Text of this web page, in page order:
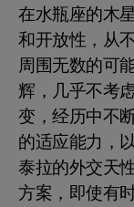
在水瓶座的木
和开放性，从
周围无数的可
辉，几乎不考
变，经历中不
的适应能力，
泰拉的外交天
方案，即使有